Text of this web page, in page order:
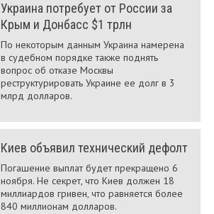
Украина потребует от России за
Крым и Донбасс $1 трлн
По некоторым данным Украина намерена
в судебном порядке также поднять
вопрос об отказе Москвы
реструктурировать Украине ее долг в 3
млрд долларов.
Киев объявил технический дефолт
Погашение выплат будет прекращено 6
ноября. Не секрет, что Киев должен 18
миллиардов гривен, что равняется более
840 миллионам долларов.